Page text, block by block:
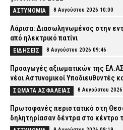
ΑΣΤΥΝΟΜΙΑ 8 Αυγούστου 2026 10:00
Λάρισα: Διασωληνωμένος στην
από ηλεκτρικό πατίνι
ΕΙΔΗΣΕΙΣ 8 Αυγούστου 2026 09:46
Προαγωγές αξιωματικών της
νέοι Αστυνομικοί Υποδιευθυντές
ΣΩΜΑΤΑ ΑΣΦΑΛΕΙΑΣ 8 Αυγούστου
Πρωτοφανές περιστατικό στη
δηλητηρίασαν δέντρα στο κέντρο